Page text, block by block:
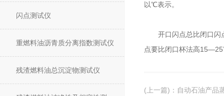
闪点测试仪
重燃料油沥青质分离指数测试仪
残渣燃料油总沉淀物测试仪
以℃表示。
开口闪点总比闭口闪点
点要比闭口杯法高
(上一篇) ： 自动石油产品